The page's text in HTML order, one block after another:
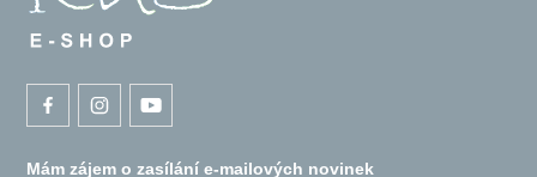
Mám zájem o zasílání e-mailových novinek